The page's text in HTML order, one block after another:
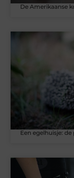
De Amerikaanse
Een egelhuisje: